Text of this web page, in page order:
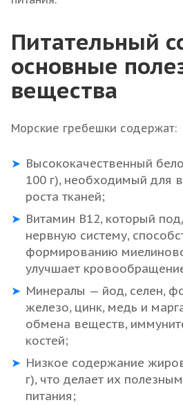
Питательный
основные
вещества
Морские гребешки содержат:
Высококачественный
100 г), необходимый для
роста тканей;
Витамин В12, который
нервную систему,
формированию
улучшает
Минералы — йод, селен,
железо, цинк, медь и
обмена веществ,
костей;
Низкое содержание
г), что делает их
питания;